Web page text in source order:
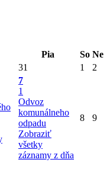
Pia So Ne
31 1 2
7
1
Odvoz
komunálneho
odpadu
Zobraziť
všetky
záznamy z dňa
8 9